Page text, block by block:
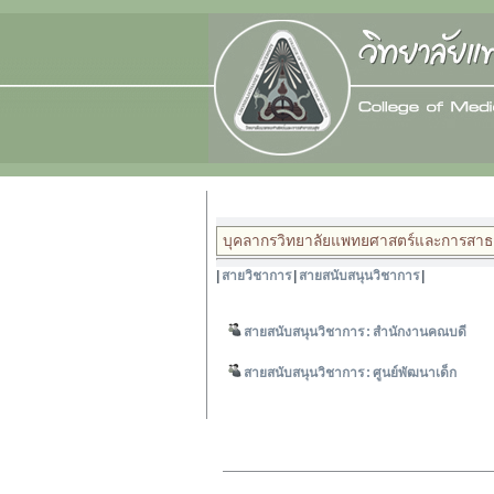
บุคลากรวิทยาลัยแพทยศาสตร์และการสา
สายวิชาการ| สายสนับสนุนวิชาการ|
สายสนับสนุนวิชาการ : สำนักงานคณบดี
สายสนับสนุนวิชาการ : ศูนย์พัฒนาเด็ก